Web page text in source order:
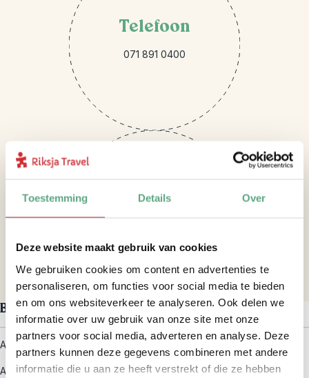
Toestemming Details Over
Deze website maakt gebruik van cookies
We gebruiken cookies om content en advertenties te
personaliseren, om functies voor social media te bieden
en om ons websiteverkeer te analyseren. Ook delen we
informatie over uw gebruik van onze site met onze
partners voor social media, adverteren en analyse. Deze
partners kunnen deze gegevens combineren met andere
informatie die u aan ze heeft verstrekt of die ze hebben
Telefoon
071 891 0400
Mail
Bekijk de werelddelen
Afrika
Azië